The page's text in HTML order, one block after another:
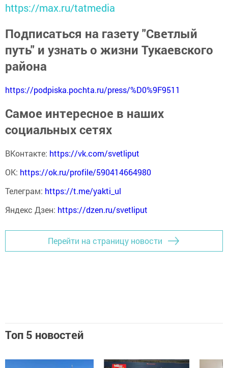
https://max.ru/tatmedia
Подписаться на газету "Светлый
путь" и узнать о жизни Тукаевского
района
https://podpiska.pochta.ru/press/%D0%9F9511
Самое интересное в наших
социальных сетях
ВКонтакте: https://vk.com/svetliput
ОК: https://ok.ru/profile/590414664980
Телеграм: https://t.me/yakti_ul
Яндекс Дзен: https://dzen.ru/svetliput
Перейти на страницу новости
Топ 5 новостей